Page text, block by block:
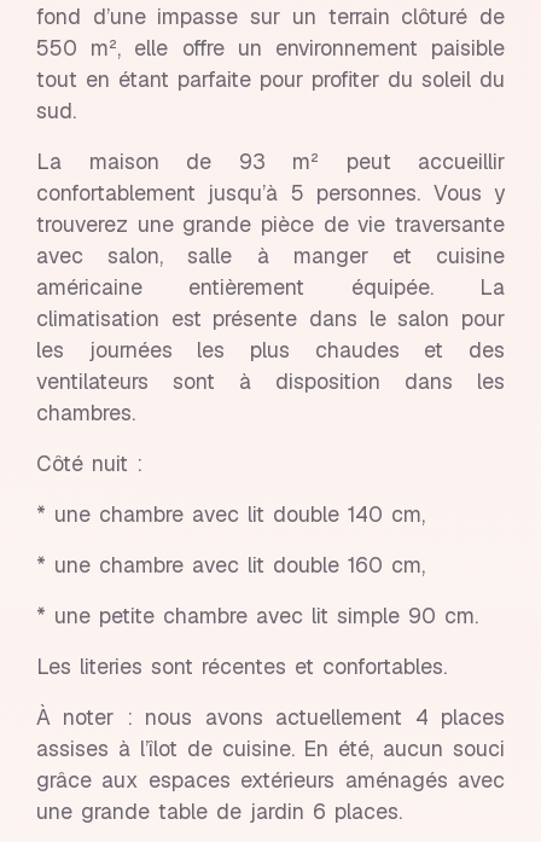
fond d’une impasse sur un terrain clôturé de
550 m², elle offre un environnement paisible
tout en étant parfaite pour profiter du soleil du
sud.
La maison de 93 m² peut accueillir
confortablement jusqu’à 5 personnes. Vous y
trouverez une grande pièce de vie traversante
avec salon, salle à manger et cuisine
américaine entièrement équipée. La
climatisation est présente dans le salon pour
les journées les plus chaudes et des
ventilateurs sont à disposition dans les
chambres.
Côté nuit :
* une chambre avec lit double 140 cm,
* une chambre avec lit double 160 cm,
* une petite chambre avec lit simple 90 cm.
Les literies sont récentes et confortables.
À noter : nous avons actuellement 4 places
assises à l’îlot de cuisine. En été, aucun souci
grâce aux espaces extérieurs aménagés avec
une grande table de jardin 6 places.